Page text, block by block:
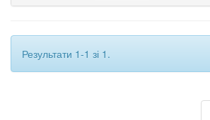
Результати 1-1 зі 1.